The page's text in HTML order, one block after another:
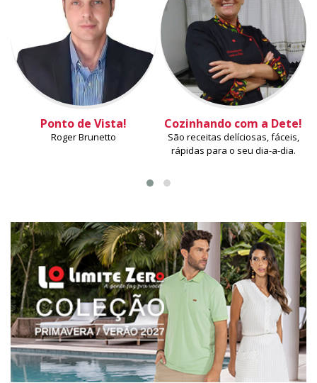
Ponto de Vista!
Roger Brunetto
Cozinhando com a Dete!
São receitas delíciosas, fáceis,
rápidas para o seu dia-a-dia.